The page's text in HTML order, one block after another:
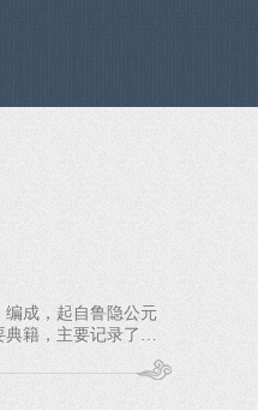
编成，起自鲁隐公元
典籍，主要记录了周